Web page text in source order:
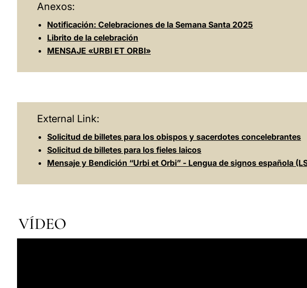
Anexos:
Notificación: Celebraciones de la Semana Santa 2025
Librito de la celebración
MENSAJE «URBI ET ORBI»
External Link:
Solicitud de billetes para los obispos y sacerdotes concelebrantes
Solicitud de billetes para los fieles laicos
Mensaje y Bendición “Urbi et Orbi” - Lengua de signos española
VÍDEO